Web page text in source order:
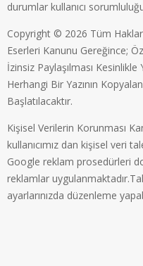
durumlar kullanıcı
Copyright © 2026 Tüm Hakları
Eserleri Kanunu Gereğince;
İzinsiz Paylaşılması
Herhangi Bir Yazının
Başlatılacaktır.
Kişisel Verilerin Korunması
kullanıcımız dan kişisel veri
Google reklam prosedürleri
reklamlar
ayarlarınızda düzenleme